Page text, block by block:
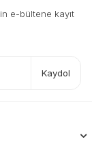
e-bültene kayıt
Kaydol